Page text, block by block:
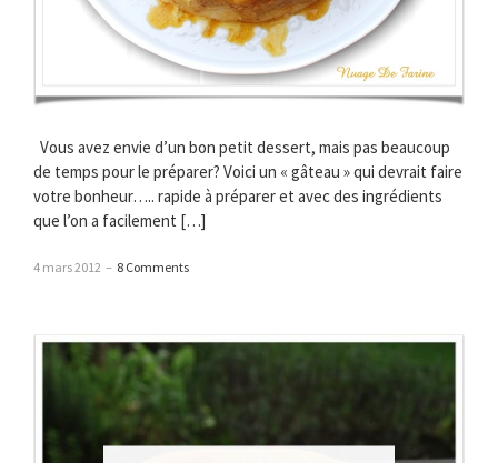
Vous avez envie d’un bon petit dessert, mais pas beaucoup
de temps pour le préparer? Voici un « gâteau » qui devrait faire
votre bonheur….. rapide à préparer et avec des ingrédients
que l’on a facilement […]
4 mars 2012 – 8 Comments